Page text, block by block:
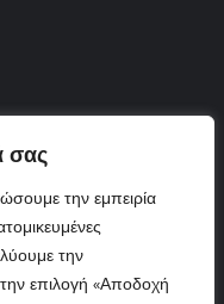
σας
την εμπειρία
την
επιλογή «Αποδοχή